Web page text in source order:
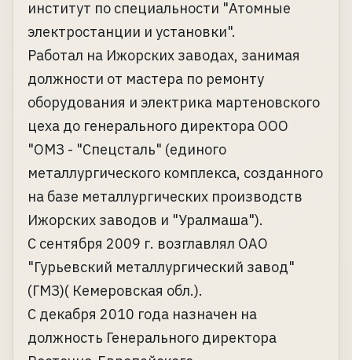
институт по специальности "Атомные
электростанции и установки".
Работал на Ижорских заводах, занимая
должности от мастера по ремонту
оборудования и электрика мартеновского
цеха до генерального директора ООО
"ОМЗ - "Спецсталь" (единого
металлургического комплекса, созданного
на базе металлургических производств
Ижорских заводов и "Уралмаша").
С сентября 2009 г. возглавлял ОАО
"Гурьевский металлургический завод"
(ГМЗ)( Кемеровская обл.).
С декабря 2010 года назначен на
должность Генерального директора